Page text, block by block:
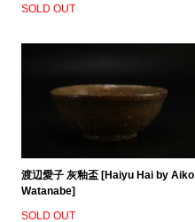
SOLD OUT
渡辺愛子 灰釉盃 [Haiyu Hai by Aiko
Watanabe]
SOLD OUT